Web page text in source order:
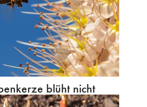
blüht nicht